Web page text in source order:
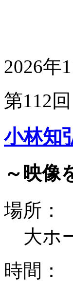
2026年
第112
小林知
～映像
場所：
大ホ
時間：